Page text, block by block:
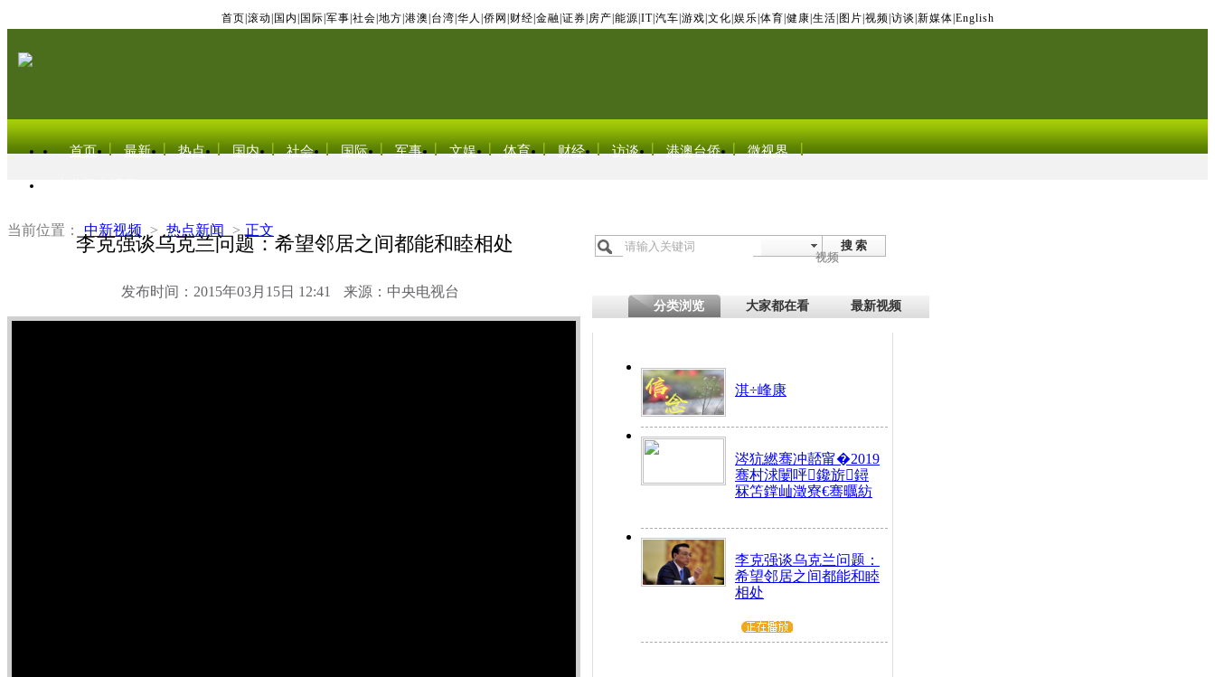
首页 滚动 国内 国际 军事 社会 地方 港澳 台湾 华人 侨网 财经 金融 证券 房产 能源 IT| 汽车 游戏 文化 娱乐 体育 健康 生活 图片 视频 访谈 新媒体 English
首页 最新 热点 国内 社会 国际 军事 文娱 体育 财经 访谈 港澳台侨 微视界
当前位置： 中新视频 > 热点新闻 > 正文
李克强谈乌克兰问题：希望邻居之间都能和睦相处
发布时间：2015年03月15日 12:41 来源：中央电视台
搜 索
视频
分类浏览 大家都在看 最新视频
淇÷峰康
涔犺繎骞冲嚭甯�2019
骞村浗闄呯鑱旂鐞
冧笘鐣屾澂寮€骞曞紡
李克强谈乌克兰问题：
希望邻居之间都能和睦
相处